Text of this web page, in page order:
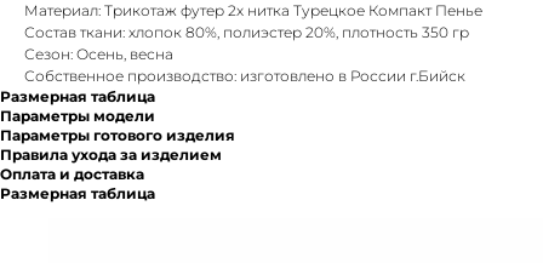
Материал: Трикотаж футер 2х нитка Турецкое Компакт Пенье
Состав ткани: хлопок 80%, полиэстер 20%, плотность 350 гр
Сезон: Осень, весна
Собственное производство: изготовлено в России г.Бийск
Размерная таблица
Параметры модели
Параметры готового изделия
Правила ухода за изделием
Оплата и доставка
Размерная таблица